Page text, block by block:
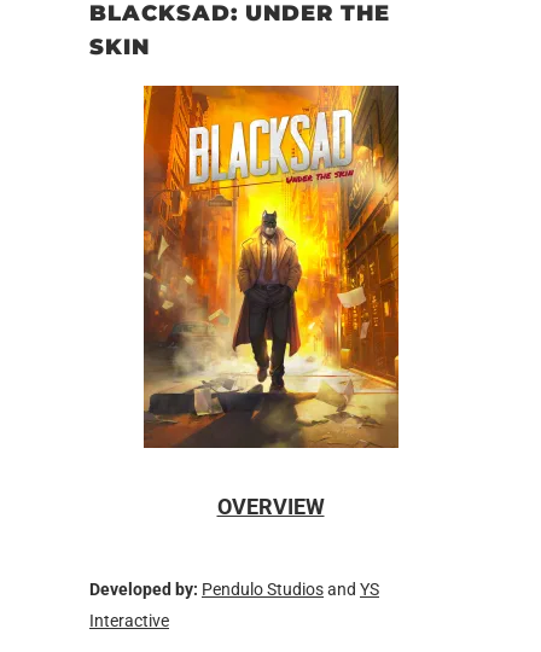
BLACKSAD: UNDER THE
SKIN
OVERVIEW
Developed by: Pendulo Studiosand YS
Interactive